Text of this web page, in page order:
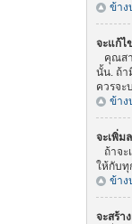
ข้าง
จะแก้ไ
คุณสา
นั้น. ถ้า
ควรจะ
ข้าง
จะเพิ่ม
ถ้าจะ
ให้กับทุ
ข้าง
จะสร้า